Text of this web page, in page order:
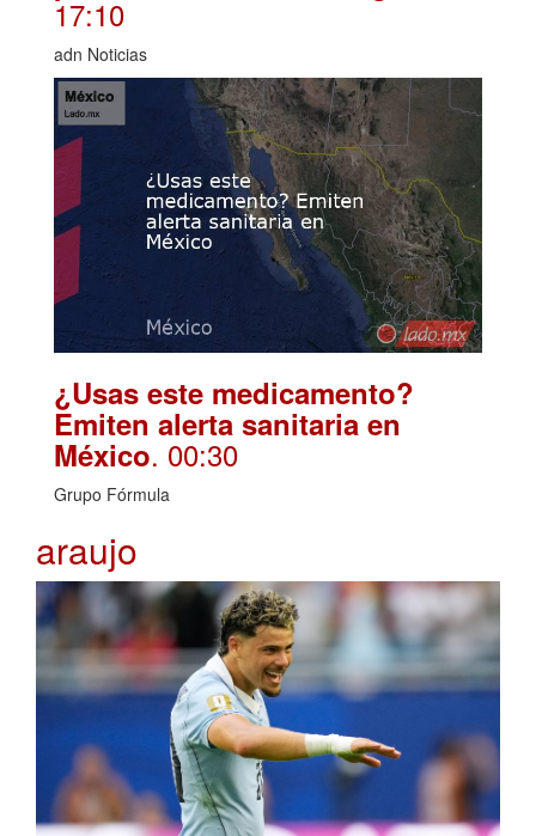
17:10
adn Noticias
¿Usas este medicamento?
Emiten alerta sanitaria en
México. 00:30
Grupo Fórmula
araujo